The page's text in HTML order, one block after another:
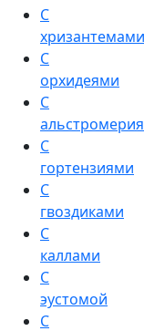
С
хризантемами
С
орхидеями
С
С
гортензиями
С
гвоздиками
С
каллами
С
эустомой
С